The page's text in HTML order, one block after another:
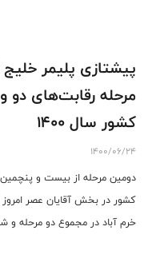
پیشتازی پلیمر
مرحله رقابت‌های دو
کشور سال ۱۴۰۰
1400/06/24
دومین مرحله از بیست و پنچمین
کشور در بخش آقایان عصر
خرم آباد در مجموع دو مرحله